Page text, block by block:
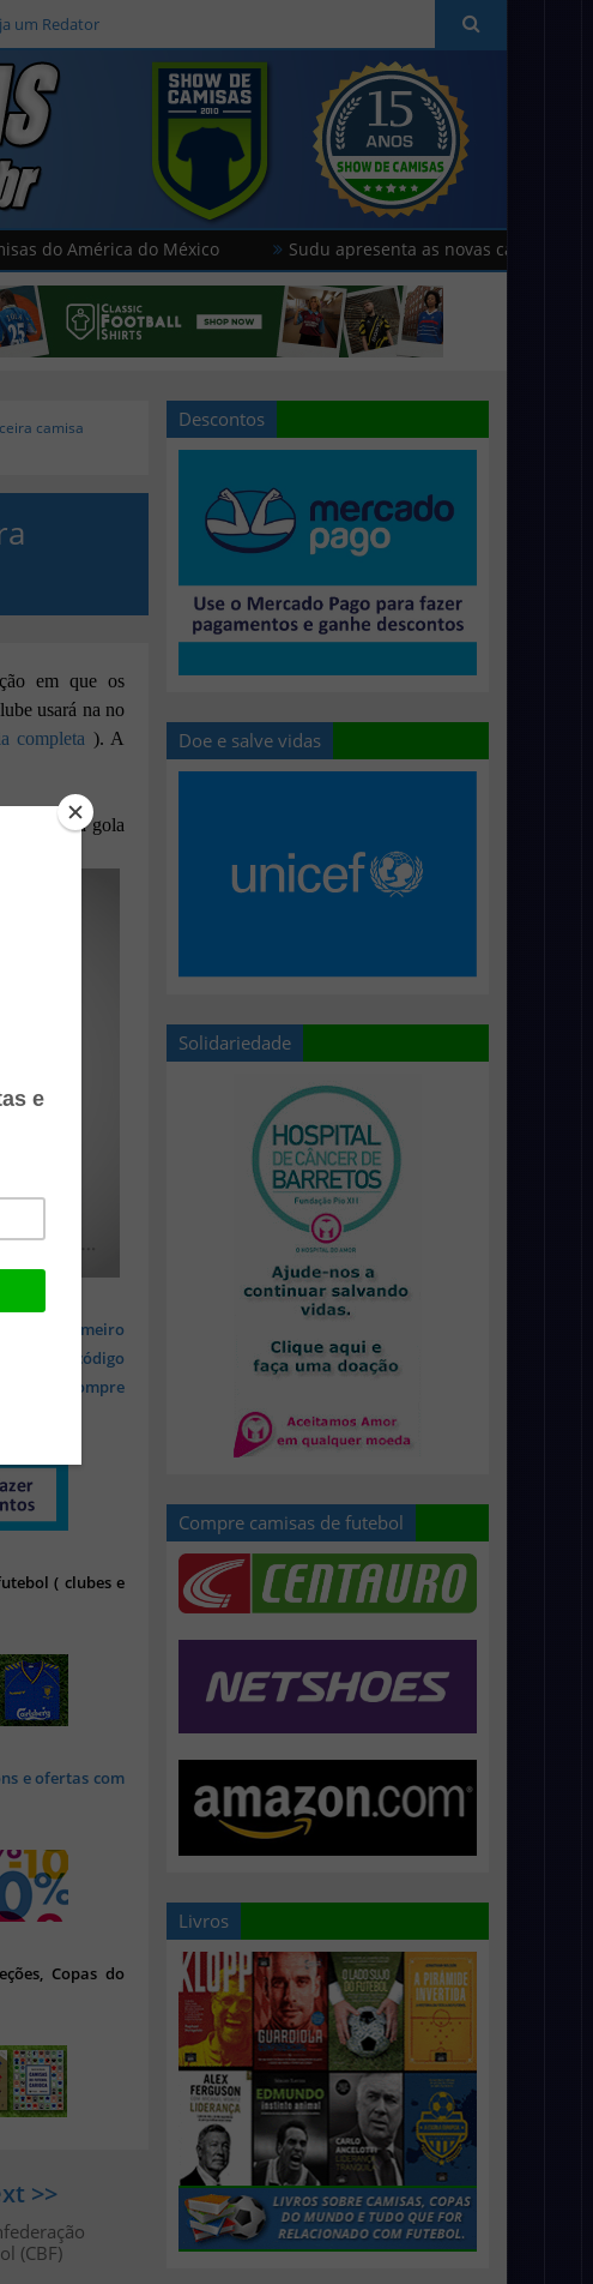
um Redator
do México Sudu apresenta as novas camisas do País de
camisa
em que os
usará na no
completa ). A
com a gola
seu primeiro
com código
compre
( clubes e
e ofertas com
Copas do
>>
(CBF)
Descontos
Doe e salve vidas
Solidariedade
Compre camisas de futebol
Livros